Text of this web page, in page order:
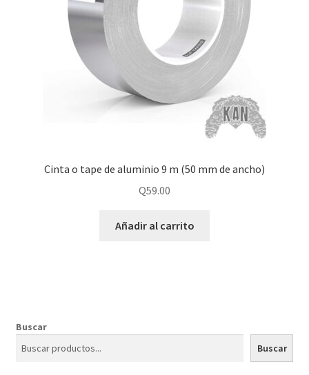
Cinta o tape de aluminio 9 m (50 mm de ancho)
Q59.00
Añadir al carrito
Buscar
Buscar